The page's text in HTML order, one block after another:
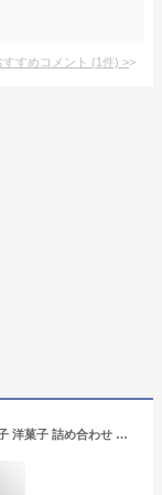
すめコメント (1件) >
季節のワッフルケーキ 10個入り | 父の日 お菓子 洋菓子 詰め合わせ ギフト 個包装 内祝い ワッフル ケーキ スイーツセット 冷凍 おしゃれ お取り寄せスイーツ 誕生日プレゼント 手土産 かわいい 季節のお菓子 10個セット 送料無料